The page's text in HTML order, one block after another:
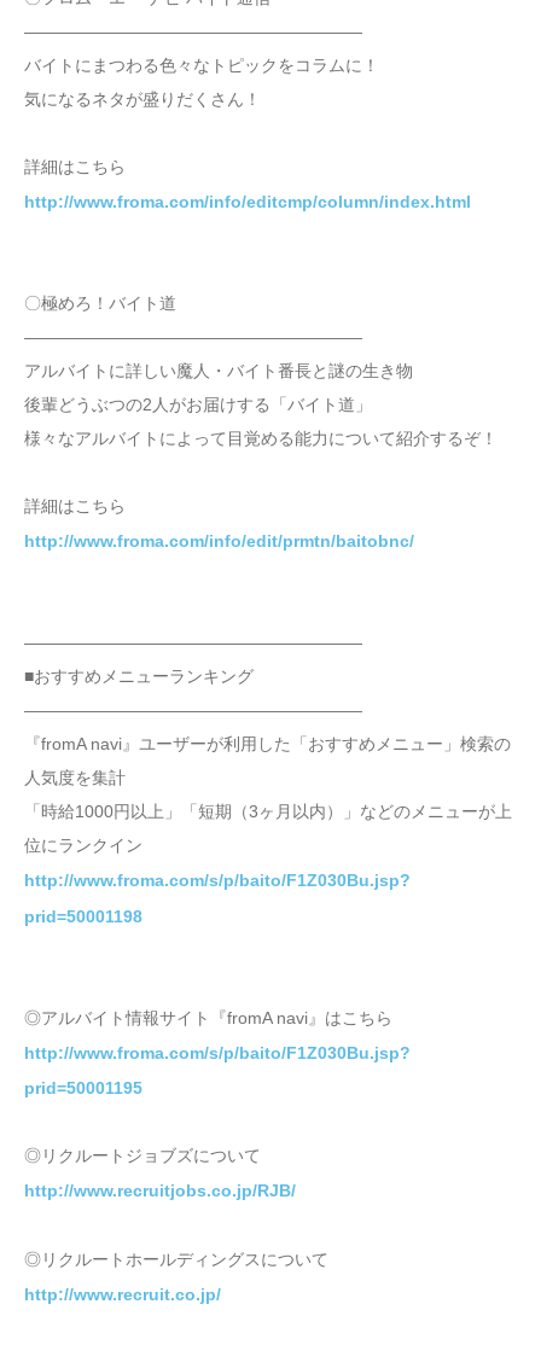
――――――――――――――――――――
バイトにまつわる色々なトピックをコラムに！
気になるネタが盛りだくさん！
詳細はこちら
http://www.froma.com/info/editcmp/column/index.html
〇極めろ！バイト道
――――――――――――――――――――
アルバイトに詳しい魔人・バイト番長と謎の生き物
後輩どうぶつの2人がお届けする「バイト道」
様々なアルバイトによって目覚める能力について紹介するぞ！
詳細はこちら
http://www.froma.com/info/edit/prmtn/baitobnc/
――――――――――――――――――――
■おすすめメニューランキング
――――――――――――――――――――
『fromA navi』ユーザーが利用した「おすすめメニュー」検索の
人気度を集計
「時給1000円以上」「短期（3ヶ月以内）」などのメニューが上
位にランクイン
http://www.froma.com/s/p/baito/F1Z030Bu.jsp?
prid=50001198
◎アルバイト情報サイト『fromA navi』はこちら
http://www.froma.com/s/p/baito/F1Z030Bu.jsp?
prid=50001195
◎リクルートジョブズについて
http://www.recruitjobs.co.jp/RJB/
◎リクルートホールディングスについて
http://www.recruit.co.jp/